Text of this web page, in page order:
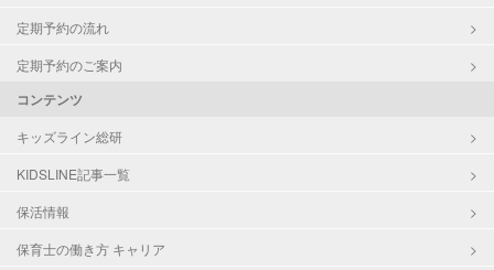
定期予約の流れ
定期予約のご案内
コンテンツ
キッズライン総研
KIDSLINE記事一覧
保活情報
保育士の働き方 キャリア